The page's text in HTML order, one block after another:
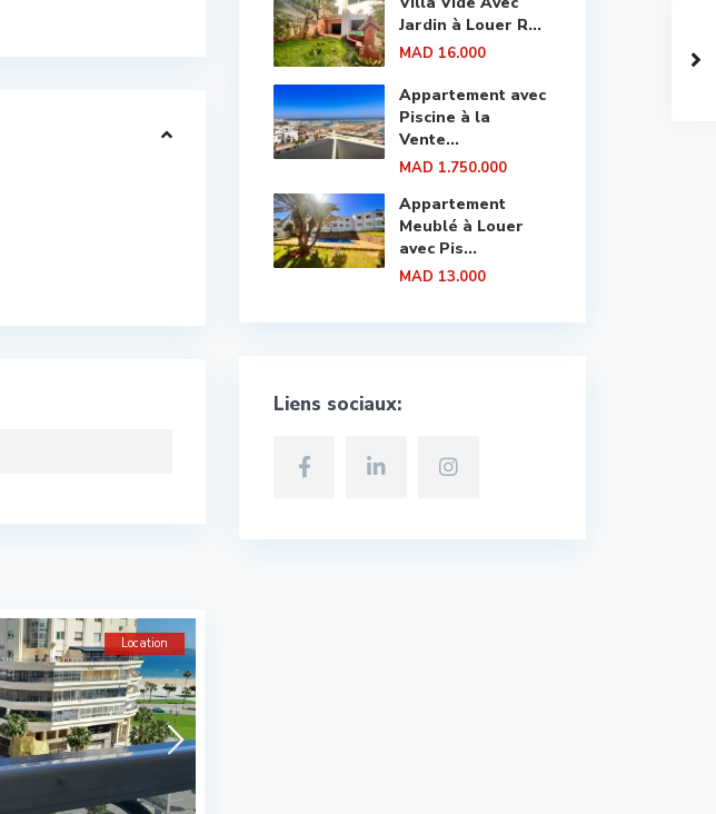
Location
Jardin à Louer R...
MAD 16.000
Appartement avec
Piscine à la
Vente...
MAD 1.750.000
Appartement
Meublé à Louer
avec Pis...
MAD 13.000
Liens sociaux: